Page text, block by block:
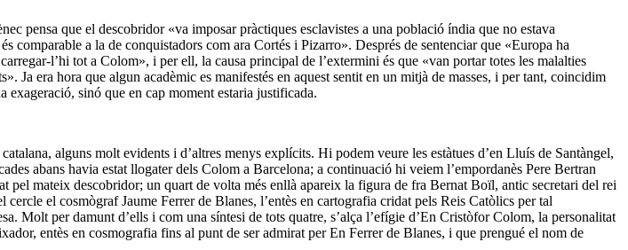
pensa que el descobridor «va imposar pràctiques esclavistes a una població índia que no estava
comparable a la de conquistadors com ara Cortés i Pizarro». Després de sentenciar que «Europa ha
l’hi tot a Colom», i per ell, la causa principal de l’extermini és que «van portar totes les malalties
Ja era hora que algun acadèmic es manifestés en aquest sentit en un mitjà de masses, i per tant, coincidim
exageració, sinó que en cap moment estaria justificada.
alguns molt evidents i d’altres menys explícits. Hi podem veure les estàtues d’en Lluís de Santàngel,
abans havia estat llogater dels Colom a Barcelona; a continuació hi veiem l’empordanès Pere Bertran
mateix descobridor; un quart de volta més enllà apareix la figura de fra Bernat Boïl, antic secretari del rei
el cosmògraf Jaume Ferrer de Blanes, l’entès en cartografia cridat pels Reis Catòlics per tal
Molt per damunt d’ells i com una síntesi de tots quatre, s’alça l’efígie d’En Cristòfor Colom, la personalitat
entès en cosmografia fins al punt de ser admirat per En Ferrer de Blanes, i que prengué el nom de